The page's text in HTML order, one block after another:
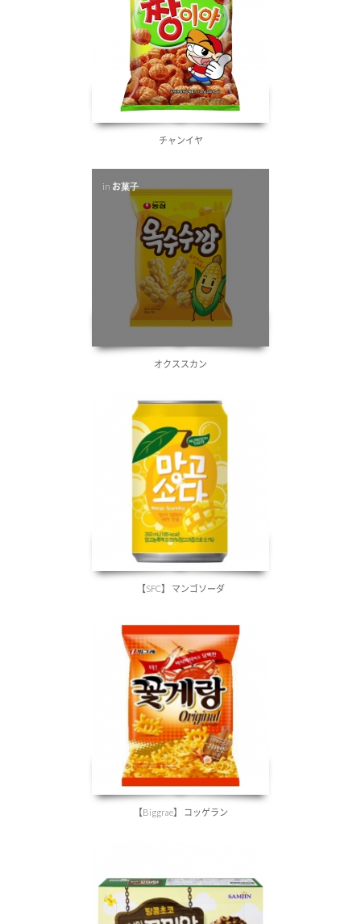
チャンイヤ
in お菓子
オクススカン
【SFC】 マンゴソーダ
【Biggrae】 コッゲラン